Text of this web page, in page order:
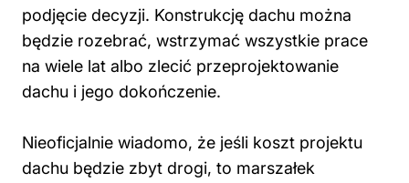
podjęcie decyzji. Konstrukcję dachu można
będzie rozebrać, wstrzymać wszystkie prace
na wiele lat albo zlecić przeprojektowanie
dachu i jego dokończenie.
Nieoficjalnie wiadomo, że jeśli koszt projektu
dachu będzie zbyt drogi, to marszałek